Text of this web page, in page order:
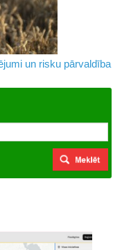
un risku pārvaldība